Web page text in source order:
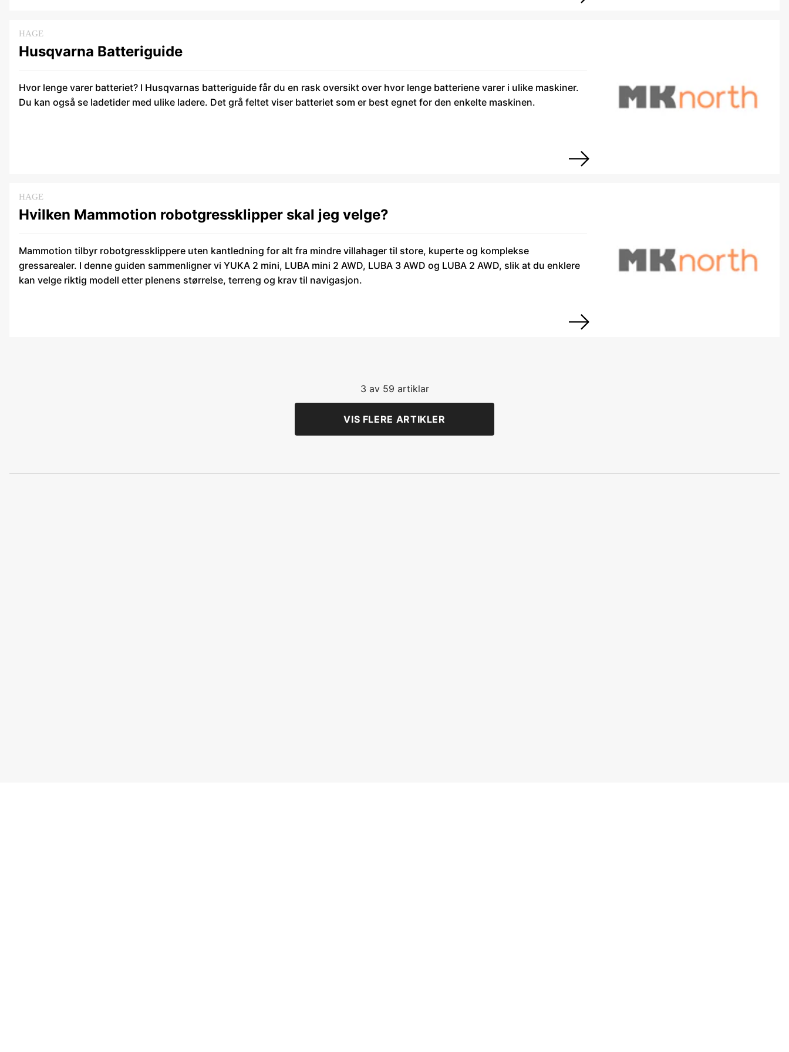
HAGE
Husqvarna Batteriguide
Hvor lenge varer batteriet? I Husqvarnas batteriguide får du en rask oversikt over hvor lenge batteriene varer i ulike maskiner.
Du kan også se ladetider med ulike ladere. Det grå feltet viser batteriet som er best egnet for den enkelte maskinen.
HAGE
Hvilken Mammotion robotgressklipper skal jeg velge?
Mammotion tilbyr robotgressklippere uten kantledning for alt fra mindre villahager til store, kuperte og komplekse
gressarealer. I denne guiden sammenligner vi YUKA 2 mini, LUBA mini 2 AWD, LUBA 3 AWD og LUBA 2 AWD, slik at du enklere
kan velge riktig modell etter plenens størrelse, terreng og krav til navigasjon.
3 av 59 artiklar
VIS FLERE ARTIKLER